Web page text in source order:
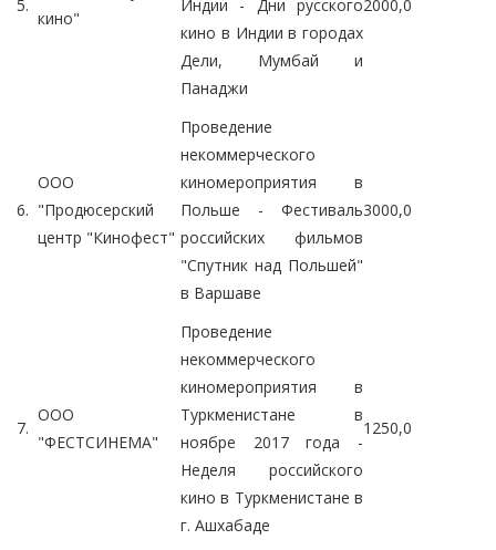
5.
кино"
Индии - Дни русского
кино в Индии в городах
Дели, Мумбай и
Панаджи
2000,0
6.
ООО
"Продюсерский
центр "Кинофест"
Проведение
некоммерческого
киномероприятия в
Польше - Фестиваль
российских фильмов
"Спутник над Польшей"
в Варшаве
3000,0
7.
ООО
"ФЕСТСИНЕМА"
Проведение
некоммерческого
киномероприятия в
Туркменистане в
ноябре 2017 года -
Неделя российского
кино в Туркменистане в
г. Ашхабаде
1250,0